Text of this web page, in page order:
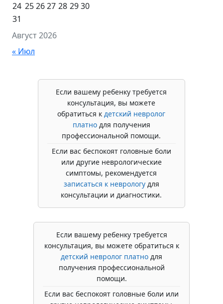
Август 2026
24 252627 28 2930
31
« Июл
Если вашему ребенку требуется
консультация, вы можете
обратиться кдетский невролог
платнодля получения
профессиональной помощи.
Если вас беспокоят головные боли
или другие неврологические
симптомы, рекомендуется
записаться к неврологудля
консультации и диагностики.
Если вашему ребенку требуется
консультация, вы можете обратиться к
детский невролог платно для
получения профессиональной
помощи.
Если вас беспокоят головные боли или